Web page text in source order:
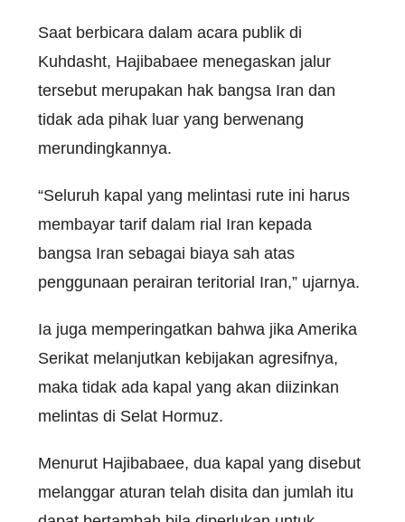
Saat berbicara dalam acara publik di
Kuhdasht, Hajibabaee menegaskan jalur
tersebut merupakan hak bangsa Iran dan
tidak ada pihak luar yang berwenang
merundingkannya.
“Seluruh kapal yang melintasi rute ini harus
membayar tarif dalam rial Iran kepada
bangsa Iran sebagai biaya sah atas
penggunaan perairan teritorial Iran,” ujarnya.
Ia juga memperingatkan bahwa jika Amerika
Serikat melanjutkan kebijakan agresifnya,
maka tidak ada kapal yang akan diizinkan
melintas di Selat Hormuz.
Menurut Hajibabaee, dua kapal yang disebut
melanggar aturan telah disita dan jumlah itu